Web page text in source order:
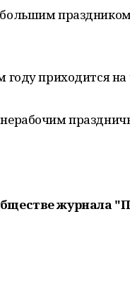
приходится на
журнала